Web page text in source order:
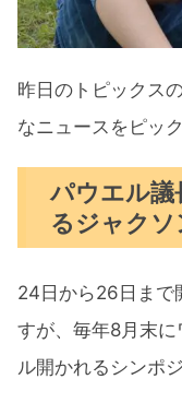
昨日のトピックス
なニュースをピッ
パウエル議
るジャク
24日から26日まで
すが、毎年8月末
ル開かれるシンポ